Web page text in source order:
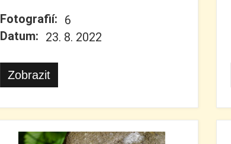
Fotografií: 6
Datum: 23. 8. 2022
Zobrazit